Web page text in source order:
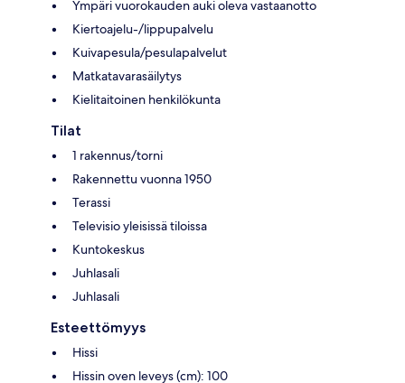
Ympäri vuorokauden auki oleva vastaanotto
Kiertoajelu-/lippupalvelu
Kuivapesula/pesulapalvelut
Matkatavarasäilytys
Kielitaitoinen henkilökunta
Tilat
1 rakennus/torni
Rakennettu vuonna 1950
Terassi
Televisio yleisissä tiloissa
Kuntokeskus
Juhlasali
Juhlasali
Esteettömyys
Hissi
Hissin oven leveys (cm): 100